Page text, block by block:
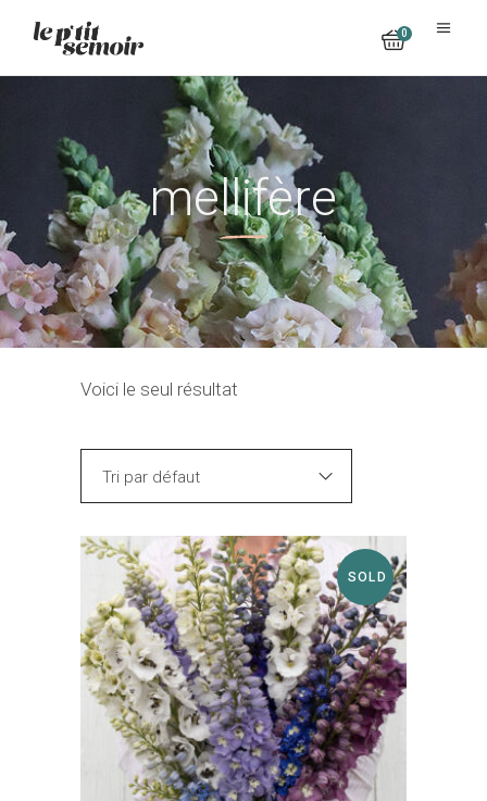
0
No products in the cart.
mellifère
Voici le seul résultat
Tri par défaut
SOLD